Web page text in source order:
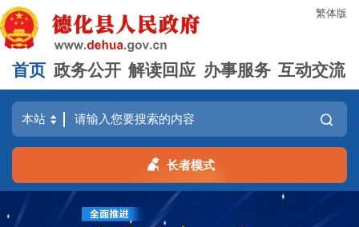
繁体版
首页 政务公开 解读回应 办事服务 互动交流
长者模式